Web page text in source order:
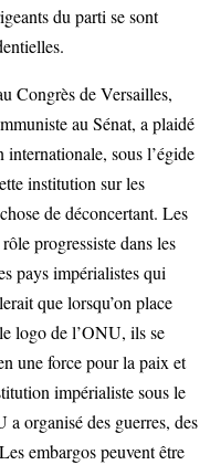
du parti se sont
Congrès de Versailles,
au Sénat, a plaidé
sous l’égide
institution sur les
de déconcertant. Les
progressiste dans les
pays impérialistes qui
que lorsqu’on place
logo de l’ONU, ils se
une force pour la paix et
impérialiste sous le
a organisé des guerres, des
embargos peuvent être